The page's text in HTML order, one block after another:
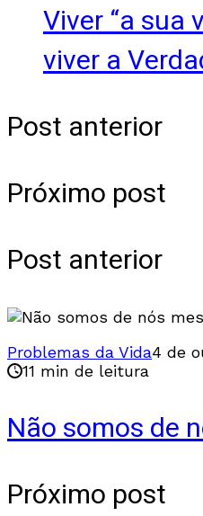
Viver “a sua
viver a
Post anterior
Próximo post
Post anterior
Problemas da Vida4 de
11 min de leitura
Não somos de
Próximo post